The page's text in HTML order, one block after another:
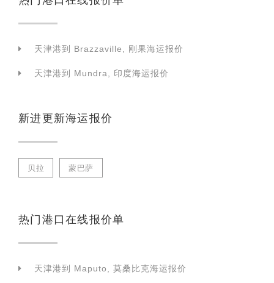
天津港到 Brazzaville, 刚果海运报价
天津港到 Mundra, 印度海运报价
新进更新海运报价
贝拉 蒙巴萨
热门港口在线报价单
天津港到 Maputo, 莫桑比克海运报价